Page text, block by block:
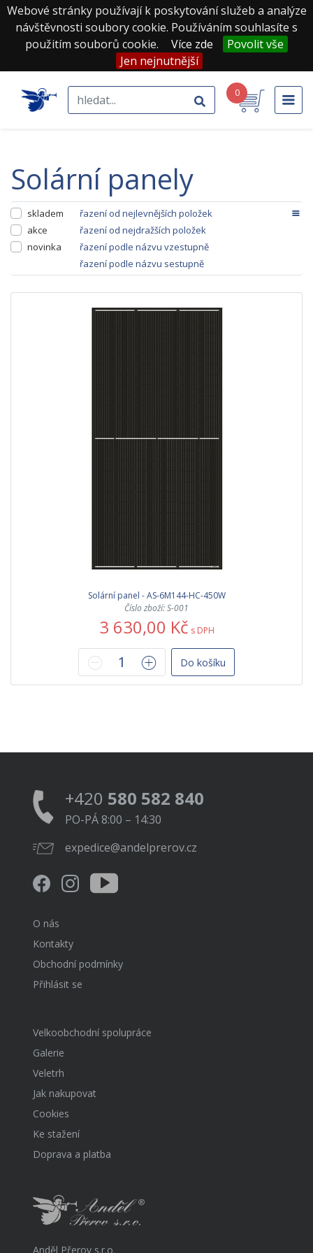
Webové stránky používají k poskytování služeb a analýze
návštěvnosti soubory cookie. Používáním souhlasíte s
použitím souborů cookie.
Více zde
Povolit vše
Jen nejnutnější
0
solární panely
skladem
akce
novinka
řazení od nejlevnějších položek
řazení od nejdražších položek
řazení podle názvu vzestupně
řazení podle názvu sestupně
Solární panel - AS-6M144-HC-450W
Číslo zboží: S-001
3 630,00 Kč s DPH
Do košíku
+420 580 582 840
PO-PÁ 8:00 – 14:30
expedice@andelprerov.cz
O nás
Kontakty
Obchodní podmínky
Přihlásit se
Velkoobchodní spolupráce
Galerie
Veletrh
Jak nakupovat
Cookies
Ke stažení
Doprava a platba
Anděl Přerov s.r.o.